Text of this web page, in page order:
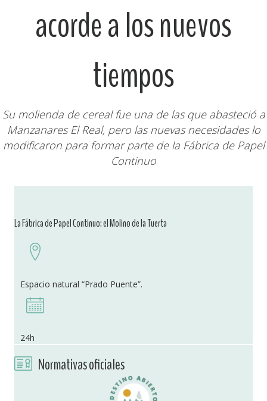
acorde a los nuevos
tiempos
Su molienda de cereal fue una de las que abasteció a
Manzanares El Real, pero las nuevas necesidades lo
modificaron para formar parte de la Fábrica de Papel
Continuo
La Fábrica de Papel Continuo: el Molino de la Tuerta
Espacio natural “Prado Puente”.
24h
Normativas oficiales